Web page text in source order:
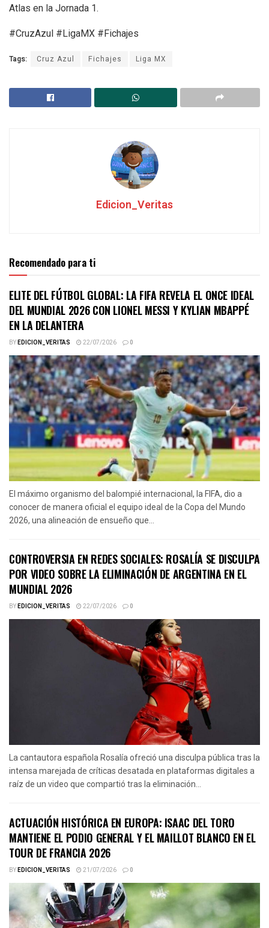
Atlas en la Jornada 1.
#CruzAzul #LigaMX #Fichajes
Tags: Cruz Azul Fichajes Liga MX
Edicion_Veritas
Recomendado para ti
ELITE DEL FÚTBOL GLOBAL: LA FIFA REVELA EL ONCE IDEAL
DEL MUNDIAL 2026 CON LIONEL MESSI Y KYLIAN MBAPPÉ
EN LA DELANTERA
BYEDICION_VERITAS 22/07/2026 0
El máximo organismo del balompié internacional, la FIFA, dio a
conocer de manera oficial el equipo ideal de la Copa del Mundo
2026, una alineación de ensueño que...
CONTROVERSIA EN REDES SOCIALES: ROSALÍA SE DISCULPA
POR VIDEO SOBRE LA ELIMINACIÓN DE ARGENTINA EN EL
MUNDIAL 2026
BYEDICION_VERITAS 22/07/2026 0
La cantautora española Rosalía ofreció una disculpa pública tras la
intensa marejada de críticas desatada en plataformas digitales a
raíz de un video que compartió tras la eliminación...
ACTUACIÓN HISTÓRICA EN EUROPA: ISAAC DEL TORO
MANTIENE EL PODIO GENERAL Y EL MAILLOT BLANCO EN EL
TOUR DE FRANCIA 2026
BYEDICION_VERITAS 21/07/2026 0